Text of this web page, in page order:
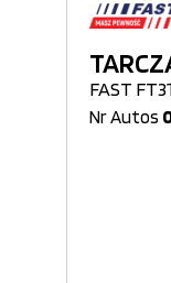
FAST
Nr Autos